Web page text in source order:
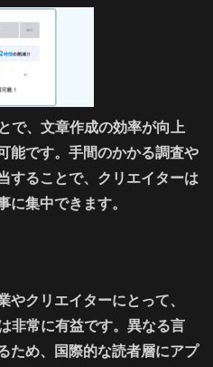
で、文章作成の効率が向上
能です。手間のかかる調査や
することで、クリエイターは
に集中できます。
やクリエイターにとって、
非常に有益です。異なる言
ため、国際的な読者層にアプ